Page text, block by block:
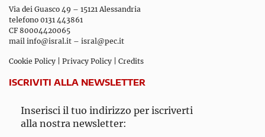
Via dei Guasco 49 – 15121 Alessandria
telefono 0131 443861
CF 80004420065
mail info@isral.it – isral@pec.it
Cookie Policy Privacy Policy Credits
ISCRIVITI ALLA NEWSLETTER
Inserisci il tuo indirizzo per iscriverti
alla nostra newsletter: